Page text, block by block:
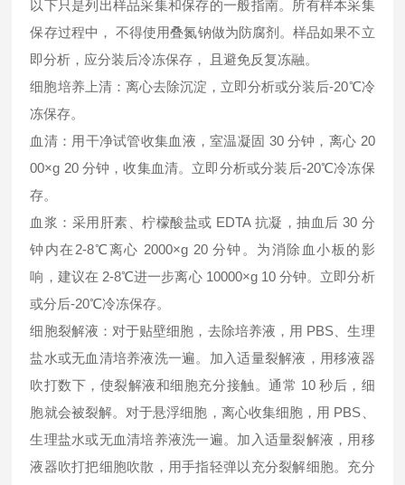
以下只是列出样品采集和保存的一般指南。所有样本采集
保存过程中， 不得使用叠氮钠做为防腐剂。样品如果不立
即分析，应分装后冷冻保存， 且避免反复冻融。
细胞培养上清：离心去除沉淀，立即分析或分装后-20℃冷
冻保存。
血清：用干净试管收集血液，室温凝固 30 分钟，离心 20
00×g 20 分钟，收集血清。立即分析或分装后-20℃冷冻保
存。
血浆：采用肝素、柠檬酸盐或 EDTA 抗凝，抽血后 30 分
钟内在2-8℃离心 2000×g 20 分钟。为消除血小板的影
响，建议在 2-8℃进一步离心 10000×g 10 分钟。立即分析
或分后-20℃冷冻保存。
细胞裂解液：对于贴壁细胞，去除培养液，用 PBS、生理
盐水或无血清培养液洗一遍。加入适量裂解液，用移液器
吹打数下，使裂解液和细胞充分接触。通常 10 秒后，细
胞就会被裂解。对于悬浮细胞，离心收集细胞，用 PBS、
生理盐水或无血清培养液洗一遍。加入适量裂解液，用移
液器吹打把细胞吹散，用手指轻弹以充分裂解细胞。充分